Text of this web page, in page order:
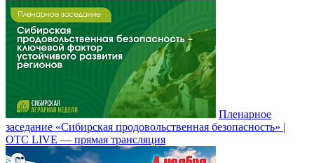
Пленарное
заседание «Сибирская продовольственная безопасность» |
ОТС LIVE — прямая трансляция